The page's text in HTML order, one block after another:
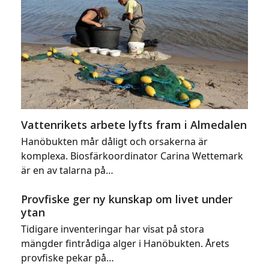
Vattenrikets arbete lyfts fram i Almedalen
Hanöbukten mår dåligt och orsakerna är
komplexa. Biosfärkoordinator Carina Wettemark
är en av talarna på…
Provfiske ger ny kunskap om livet under
ytan
Tidigare inventeringar har visat på stora
mängder fintrådiga alger i Hanöbukten. Årets
provfiske pekar på…